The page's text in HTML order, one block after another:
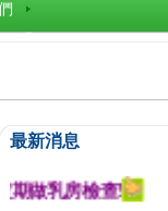
最新消息
做乳房檢查!